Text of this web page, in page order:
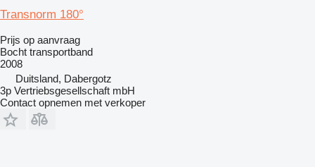
Transnorm 180°
Prijs op aanvraag
Bocht transportband
2008
Duitsland, Dabergotz
3p Vertriebsgesellschaft mbH
Contact opnemen met verkoper